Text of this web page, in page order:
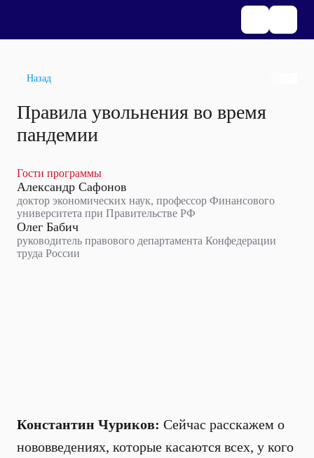
Назад
Правила увольнения во время
пандемии
Гости программы
Александр Сафонов
доктор экономических наук, профессор Финансового
университета при Правительстве РФ
Олег Бабич
руководитель правового департамента Конфедерации
труда России
Константин Чуриков: Сейчас расскажем о
нововведениях, которые касаются всех, у кого